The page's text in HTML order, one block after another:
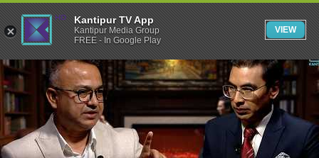
Kantipur TV App
Kantipur Media Group
FREE - In Google Play
VIEW